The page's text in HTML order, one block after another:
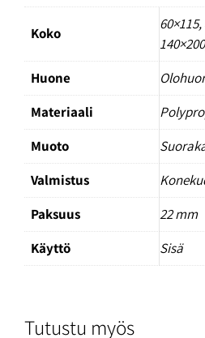
Koko
60×115,
140×200
Huone
Materiaali
Muoto
Valmistus
Paksuus
22 mm
Käyttö
Sisä
Tutustu myös